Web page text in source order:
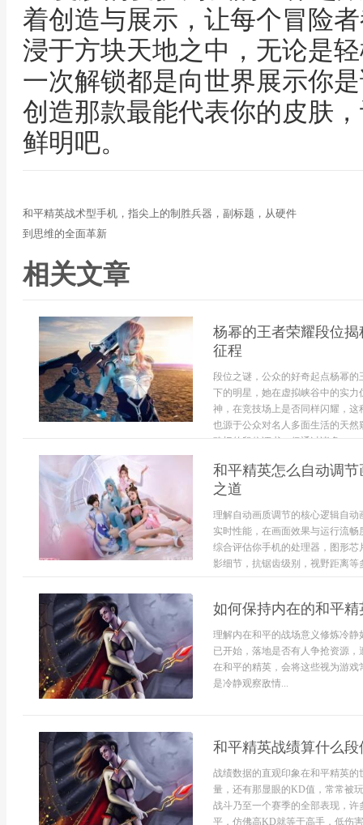
着创造与展示，让每个冒险
浸于方块天地之中，无论是
一次解锁都是向世界展示你
创造那款最能代表你的皮肤
鲜明吧。
和平精英战术型手机，指尖上的制胜兵器，副标题，从硬件
到思维的全面革新
相关文章
杨幂的王者荣耀段位
征程
段位之谜，公众的好奇起点杨幂
下的明星，她在虚拟峡谷中的实
神，在竞技场上是否同样闪耀，
也源于公众对名人多面生活的天
确切的段位证书，但通过诸多...
和平精英怎么自动调
之道
理解自动画质调节的核心逻辑自
实时性能，在画面效果与运行流
综合评估你手机的处理器，图形
影细节，抗锯齿级别，视野距离等
如何保持内在的和平
理解内在和平的战场意义修炼冷
已开始，落地是否有人争抢资源
在和平的精英，会将这些视为游
是冷静观察敌情...
和平精英战绩算什么
战绩数据的直观印象在和平精英
量，还有那显眼的KD值，常常被
战斗乃至一个赛季的全部表现，
平，仿佛高KD就等于高手，低伤